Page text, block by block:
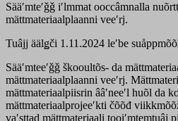
Sääʹmteʹǧǧ iʹlmmat ooccâmnalla
mättmateriaalplaanni veeʹrj.
Tuâjj äälǥči 1.11.2024 leʹbe
Sääʹmteeʹǧǧ škooultõs- da
mättmateriaalplaanni veeʹrj.
mättmateriaalpiisrin ââʹneeʹl huõl da
mättmateriaalprojeeʹkti čõõđ
vaʹsttad mättmateriaali tooiʹmtemtuâj